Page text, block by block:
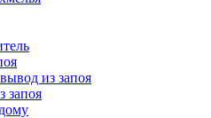
из запоя
запоя